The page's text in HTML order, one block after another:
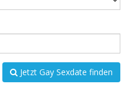
Jetzt Gay Sexdate finden